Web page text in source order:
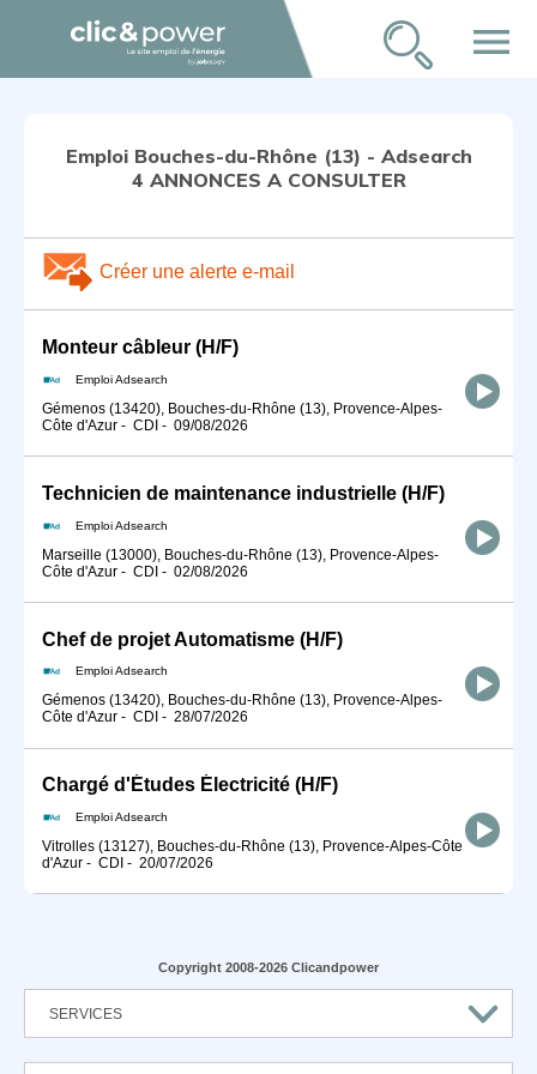
menu
Emploi Bouches-du-Rhône (13) - Adsearch
4 ANNONCES A CONSULTER
Créer une alerte e-mail
Monteur câbleur (H/F)
Emploi Adsearch
Gémenos (13420), Bouches-du-Rhône (13), Provence-Alpes-
Côte d'Azur - CDI - 09/08/2026
Technicien de maintenance industrielle (H/F)
Emploi Adsearch
Marseille (13000), Bouches-du-Rhône (13), Provence-Alpes-
Côte d'Azur - CDI - 02/08/2026
Chef de projet Automatisme (H/F)
Emploi Adsearch
Gémenos (13420), Bouches-du-Rhône (13), Provence-Alpes-
Côte d'Azur - CDI - 28/07/2026
Chargé d'Études Électricité (H/F)
Emploi Adsearch
Vitrolles (13127), Bouches-du-Rhône (13), Provence-Alpes-Côte
d'Azur - CDI - 20/07/2026
Copyright 2008-2026 Clicandpower
SERVICES